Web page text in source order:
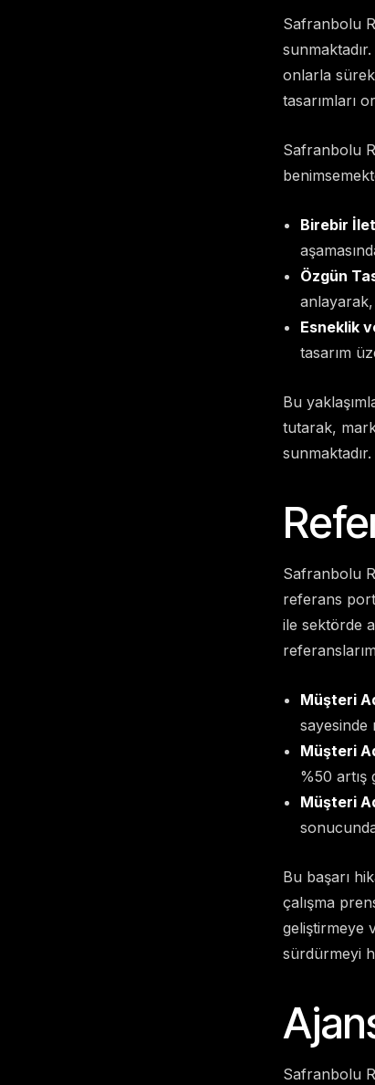
Safranbolu
onlarla
tasarımları
Safranbolu
Birebir
Özgün
Esneklik
tasarım
Bu
tutarak,
sunmaktadır.
Safranbolu
referans
ile sektörde
Müşteri
sayesinde
Müşteri
%50 artış
Müşteri
Bu başarı
çalışma
geliştirmeye
sürdürmeyi
Safranbolu